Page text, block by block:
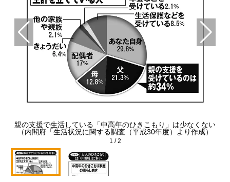
親の支援で生活している「中高年のひきこもり」は少なくない
（内閣府「生活状況に関する調査（平成30年度）より作成）
1 /2